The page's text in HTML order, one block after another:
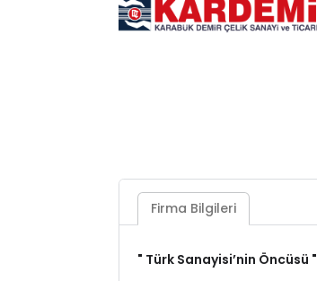
Firma Bilgileri
" Türk Sanayisi’nin Öncüsü "